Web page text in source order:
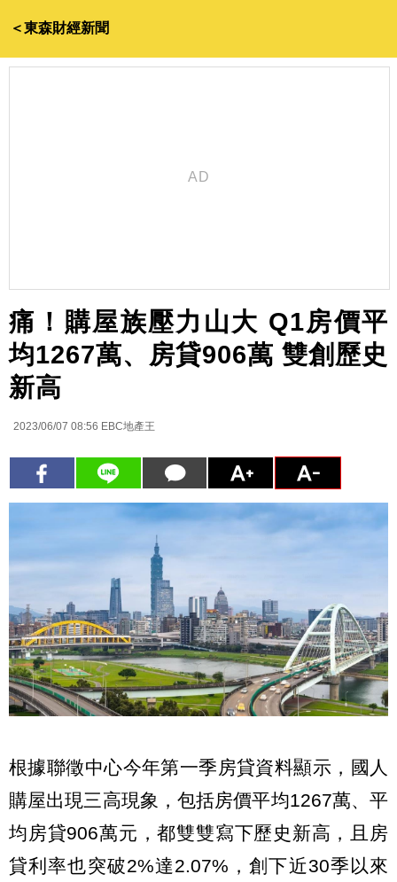
＜東森財經新聞
痛！購屋族壓力山大 Q1房價平
均1267萬、房貸906萬 雙創歷史
新高
2023/06/07 08:56 EBC地產王
根據聯徵中心今年第一季房貸資料顯示，國人
購屋出現三高現象，包括房價平均1267萬、平
均房貸906萬元，都雙雙寫下歷史新高，且房
貸利率也突破2%達2.07%，創下近30季以來